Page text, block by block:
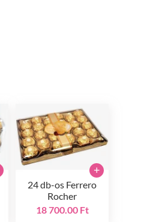
24 db-os Ferrero
Rocher
18 700.00 Ft
+